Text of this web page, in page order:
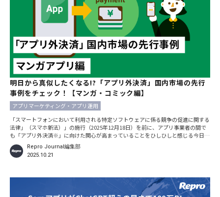
明日から真似したくなる!?「アプリ外決済」国内市場の先行
事例をチェック！【マンガ・コミック編】
アプリマーケティング・アプリ運用
「スマートフォンにおいて利用される特定ソフトウェアに係る競争の促進に関する
法律」（スマホ新法）」の施行（2025年12月18日）を前に、アプリ事業者の間で
も「アプリ外決済※」に向けた関心が高まっていることをひしひしと感じる今日こ
の頃です。そんな中、Repro
Repro Journal編集部
2025.10.21